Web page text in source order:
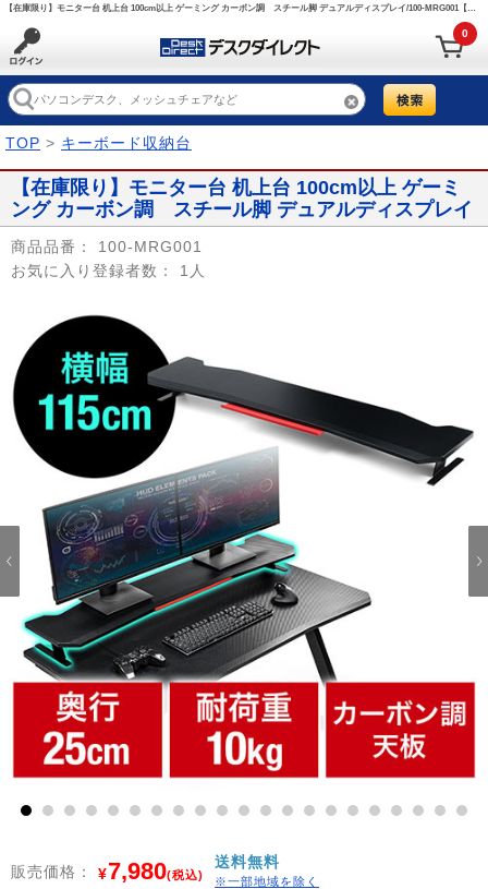
【在庫限り】モニター台 机上台 100cm以上 ゲーミング カーボン調 スチール脚 デュアルディスプレイ/100-MRG001【デスクダイレクト】
0
TOP > キーボード収納台
【在庫限り】モニター台 机上台 100cm以上 ゲーミ
ング カーボン調 スチール脚 デュアルディスプレイ
商品品番：
100-MRG001
お気に入り登録者数：
1人
10 11 12 13 14 15 16 17 18 19 20
販売価格： ¥7,980(税込)
送料無料
※一部地域を除く